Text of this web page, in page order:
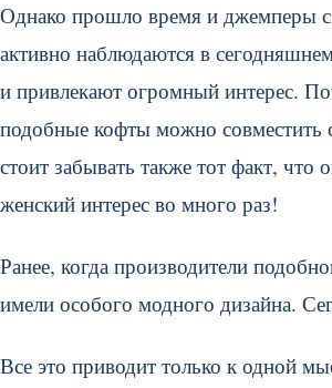
Однако прошло время и джемперы с
активно наблюдаются в
и привлекают огромный интерес.
подобные кофты можно
стоит забывать также тот факт,
женский интерес во много раз!
Ранее, когда производители
имели особого модного дизайна.
Все это приводит только к одной